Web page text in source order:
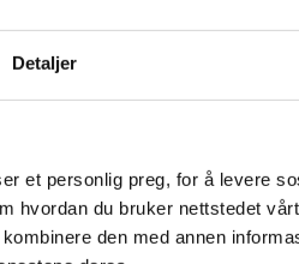
Detaljer
et personlig preg, for å levere
hvordan du bruker nettstedet
den med annen
Møgedal.